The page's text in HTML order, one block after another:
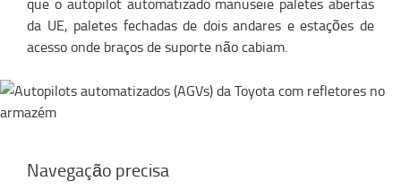
da UE, paletes fechadas de dois andares e estações de
acesso onde braços de suporte não cabiam.
Navegação precisa